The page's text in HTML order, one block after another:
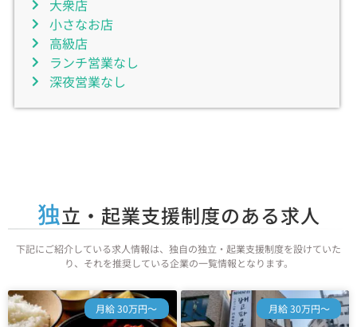
大衆店
小さなお店
高級店
ランチ営業なし
深夜営業なし
独立・起業支援制度のある求人
下記にご紹介している求人情報は、独自の独立・起業支援制度を設けていた
り、それを推奨している企業の一覧情報となります。
月給 30万円～ 月給 30万円～